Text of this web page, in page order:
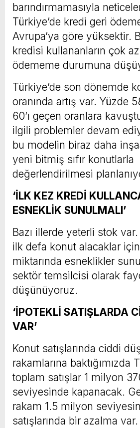
barındırmamasıyla
Türkiye’de kredi geri
Avrupa’ya göre yüksektir.
kredisi kullananların çok az
ödememe durumuna
Türkiye’de son dönemde
oranında artış var. Yüzde
60’ı geçen oranlara
ilgili problemler devam
bu modelin biraz daha
yeni bitmiş sıfır konutlarla
değerlendirilmesi
‘İLK KEZ KREDİ
ESNEKLİK SUNULMALI’
Bazı illerde yeterli stok
ilk defa konut alacaklar
miktarında esneklikler
sektör temsilcisi olarak
düşünüyoruz.
‘İPOTEKLİ SATIŞLARDA
VAR’
Konut satışlarında ciddi
rakamlarına baktığımızda
toplam satışlar 1 milyon
seviyesinde kapanacak.
rakam 1.5 milyon
satışlarında bir azalma